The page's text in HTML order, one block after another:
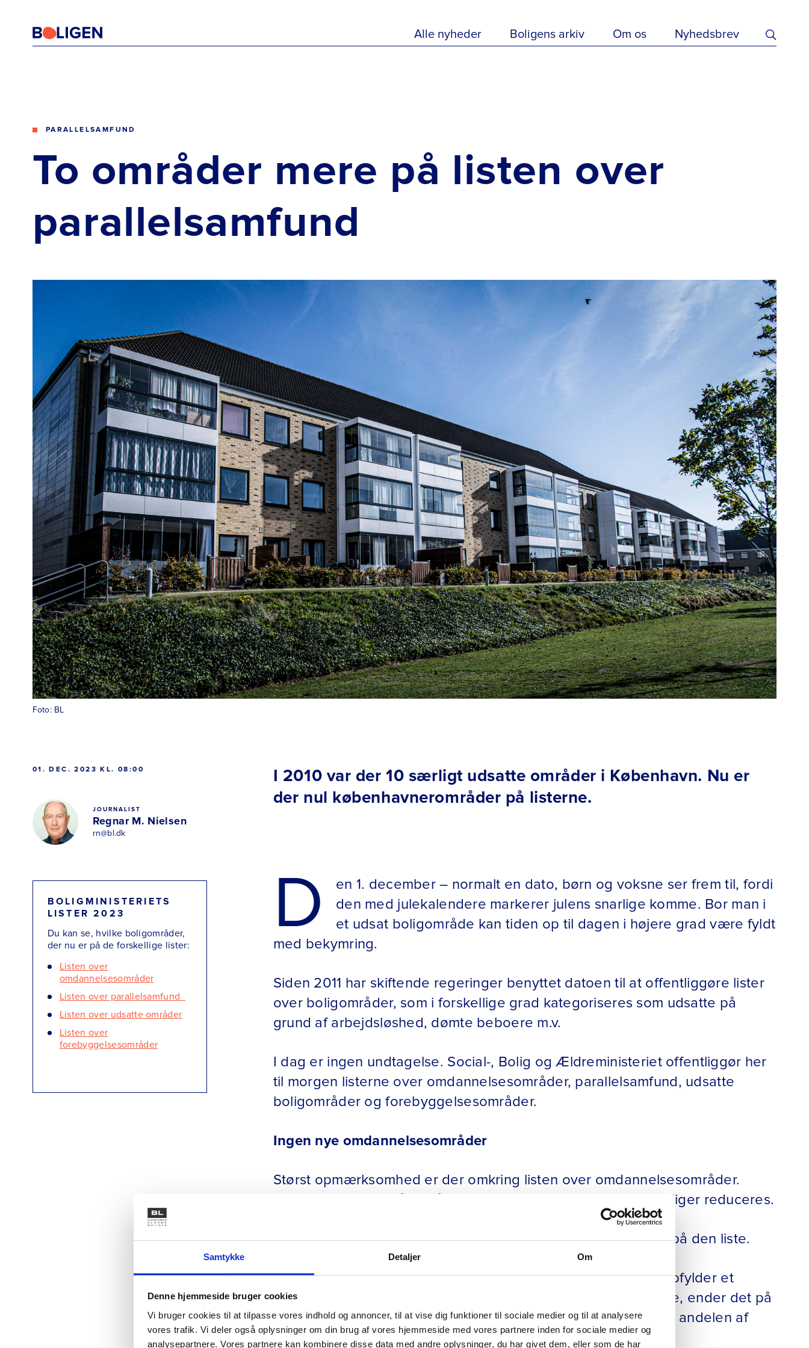
Samtykke Detaljer Om
Denne hjemmeside bruger cookies
Vi bruger cookies til at tilpasse vores indhold og annoncer, til at vise dig funktioner til sociale medier og til at analysere
vores trafik. Vi deler også oplysninger om din brug af vores hjemmeside med vores partnere inden for sociale medier og
analysepartnere. Vores partnere kan kombinere disse data med andre oplysninger, du har givet dem, eller som de har
Alle nyheder Boligens arkiv Om os Nyhedsbrev
PARALLELSAMFUND
To områder mere på listen over
parallelsamfund
Foto: BL
01. DEC. 2023 KL. 08:00
JOURNALIST
Regnar M. Nielsen
rn@bl.dk
I 2010 var der 10 særligt udsatte områder i København. Nu er
der nul københavnerområder på listerne.
D
en 1. december – normalt en dato, børn og voksne ser frem til, fordi
den med julekalendere markerer julens snarlige komme. Bor man i
et udsat boligområde kan tiden op til dagen i højere grad være fyldt
med bekymring.
Siden 2011 har skiftende regeringer benyttet datoen til at offentliggøre lister
over boligområder, som i forskellige grad kategoriseres som udsatte på
grund af arbejdsløshed, dømte beboere m.v.
I dag er ingen undtagelse. Social-, Bolig og Ældreministeriet offentliggør her
til morgen listerne over omdannelsesområder, parallelsamfund, udsatte
boligområder og forebyggelsesområder.
Ingen nye omdannelsesområder
Størst opmærksomhed er der omkring listen over omdannelsesområder.
Havner et boligområde på den liste, skal andelen af familieboliger reduceres.
Den gode nyhed igen i år er, at der ikke er nye boligområder på den liste.
Næststørst opmærksomhed får listen over parallelsamfund. Opfylder et
boligområde fem år i træk kriteriet for at komme på denne liste, ender det på
listen over omdannelsesområder og skal som nævnt reducere andelen af
almene familieboliger.
BOLIGMINISTERIETS
LISTER 2023
Du kan se, hvilke boligområder,
der nu er på de forskellige lister:
Listen over
omdannelsesområder
Listen over parallelsamfund
Listen over udsatte områder
Listen over
forebyggelsesområder